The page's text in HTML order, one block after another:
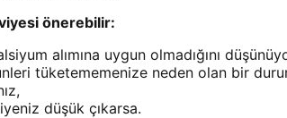
önerebilir:
alımına uygun olmadığını
tüketememenize neden olan bir
düşük çıkarsa.